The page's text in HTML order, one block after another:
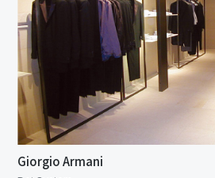
Giorgio Armani